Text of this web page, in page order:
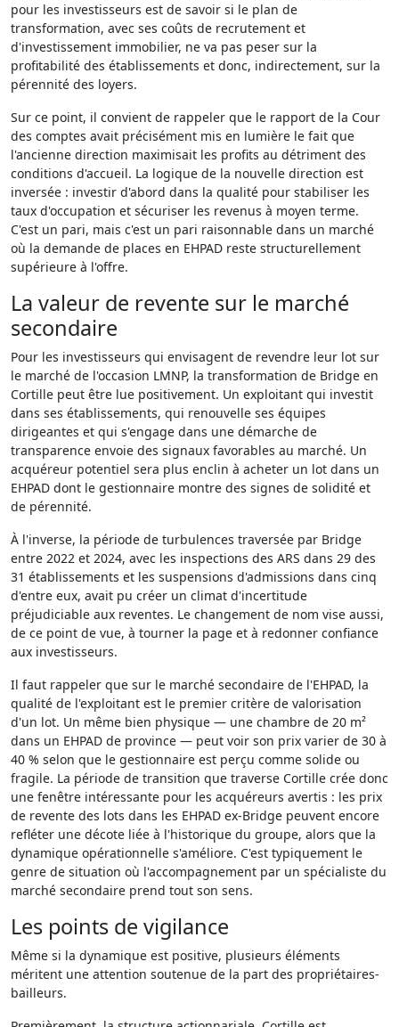
pour les investisseurs est de savoir si le plan de
transformation, avec ses coûts de recrutement et
d'investissement immobilier, ne va pas peser sur la
profitabilité des établissements et donc, indirectement, sur la
pérennité des loyers.
Sur ce point, il convient de rappeler que le rapport de la Cour
des comptes avait précisément mis en lumière le fait que
l'ancienne direction maximisait les profits au détriment des
conditions d'accueil. La logique de la nouvelle direction est
inversée : investir d'abord dans la qualité pour stabiliser les
taux d'occupation et sécuriser les revenus à moyen terme.
C'est un pari, mais c'est un pari raisonnable dans un marché
où la demande de places en EHPAD reste structurellement
supérieure à l'offre.
La valeur de revente sur le marché
secondaire
Pour les investisseurs qui envisagent de revendre leur lot sur
le marché de l'occasion LMNP, la transformation de Bridge en
Cortille peut être lue positivement. Un exploitant qui investit
dans ses établissements, qui renouvelle ses équipes
dirigeantes et qui s'engage dans une démarche de
transparence envoie des signaux favorables au marché. Un
acquéreur potentiel sera plus enclin à acheter un lot dans un
EHPAD dont le gestionnaire montre des signes de solidité et
de pérennité.
À l'inverse, la période de turbulences traversée par Bridge
entre 2022 et 2024, avec les inspections des ARS dans 29 des
31 établissements et les suspensions d'admissions dans cinq
d'entre eux, avait pu créer un climat d'incertitude
préjudiciable aux reventes. Le changement de nom vise aussi,
de ce point de vue, à tourner la page et à redonner confiance
aux investisseurs.
Il faut rappeler que sur le marché secondaire de l'EHPAD, la
qualité de l'exploitant est le premier critère de valorisation
d'un lot. Un même bien physique — une chambre de 20 m²
dans un EHPAD de province — peut voir son prix varier de 30 à
40 % selon que le gestionnaire est perçu comme solide ou
fragile. La période de transition que traverse Cortille crée donc
une fenêtre intéressante pour les acquéreurs avertis : les prix
de revente des lots dans les EHPAD ex-Bridge peuvent encore
refléter une décote liée à l'historique du groupe, alors que la
dynamique opérationnelle s'améliore. C'est typiquement le
genre de situation où l'accompagnement par un spécialiste du
marché secondaire prend tout son sens.
Les points de vigilance
Même si la dynamique est positive, plusieurs éléments
méritent une attention soutenue de la part des propriétaires-
bailleurs.